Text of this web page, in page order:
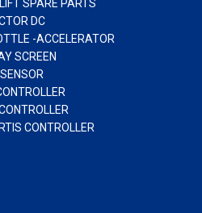
SPARE PARTS
DC
-ACCELERATOR
SCREEN
CONTROLLER